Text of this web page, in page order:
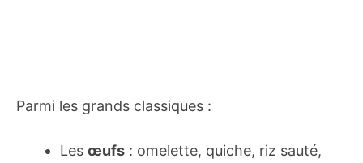
Parmi les grands classiques :
Les œufs : omelette, quiche, riz sauté,